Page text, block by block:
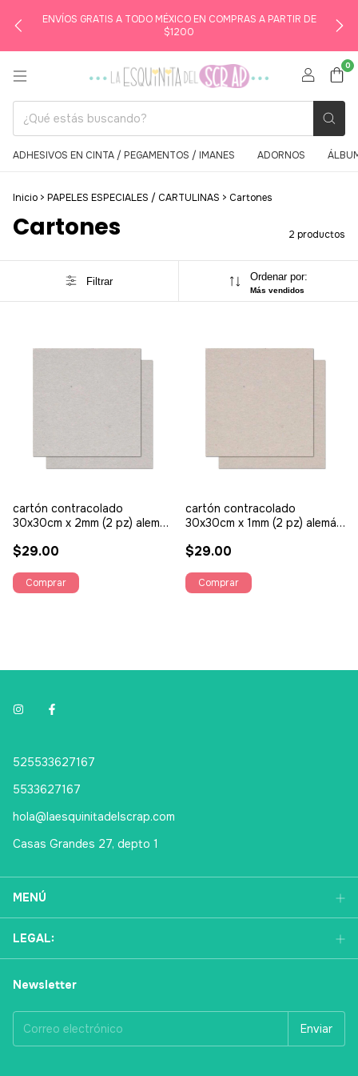
ENVÍOS GRATIS A TODO MÉXICO EN COMPRAS A PARTIR DE
$1200
0
ADHESIVOS EN CINTA / PEGAMENTOS / IMANES ADORNOS
Inicio > PAPELES ESPECIALES / CARTULINAS > Cartones
Cartones 2 productos
Filtrar Ordenar por:
Más vendidos
cartón contracolado
30x30cm x 2mm (2 pz) alemán
$29.00
cartón contracolado
30x30cm x 1mm (2 pz) alemán
$29.00
525533627167
5533627167
hola@laesquinitadelscrap.com
Casas Grandes 27, depto 1
MENÚ
LEGAL:
Newsletter